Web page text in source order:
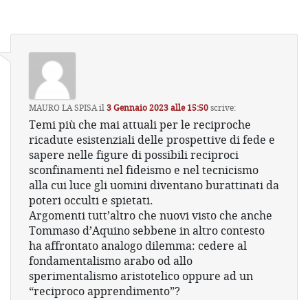
MAURO LA SPISAil3 Gennaio 2023 alle 15:50scrive:
Temi più che mai attuali per le reciproche
ricadute esistenziali delle prospettive di fede e
sapere nelle figure di possibili reciproci
sconfinamenti nel fideismo e nel tecnicismo
alla cui luce gli uomini diventano burattinati da
poteri occulti e spietati.
Argomenti tutt’altro che nuovi visto che anche
Tommaso d’Aquino sebbene in altro contesto
ha affrontato analogo dilemma: cedere al
fondamentalismo arabo od allo
sperimentalismo aristotelico oppure ad un
“reciproco apprendimento”?